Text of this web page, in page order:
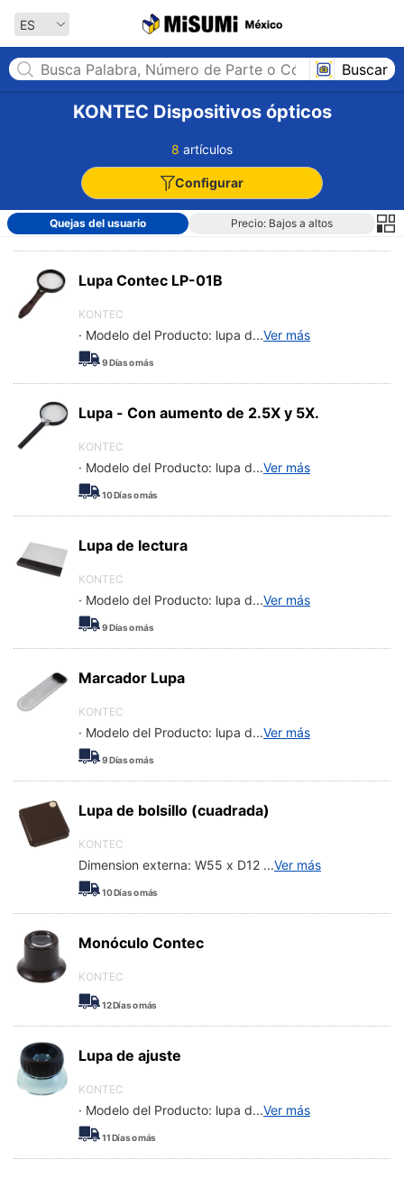
ES
Buscar
KONTEC Dispositivos ópticos
8 artículos
Configurar
Quejas del usuario Precio: Bajos a altos
Lupa Contec LP-01B
KONTEC
· Modelo del Producto: lupa d...Ver más
9Días o más
Lupa - Con aumento de 2.5X y 5X.
KONTEC
· Modelo del Producto: lupa d...Ver más
10Días o más
Lupa de lectura
KONTEC
· Modelo del Producto: lupa d...Ver más
9Días o más
Marcador Lupa
KONTEC
· Modelo del Producto: lupa d...Ver más
9Días o más
Lupa de bolsillo (cuadrada)
KONTEC
Dimension externa: W55 x D12 ...Ver más
10Días o más
Monóculo Contec
KONTEC
12Días o más
Lupa de ajuste
KONTEC
· Modelo del Producto: lupa d...Ver más
11Días o más